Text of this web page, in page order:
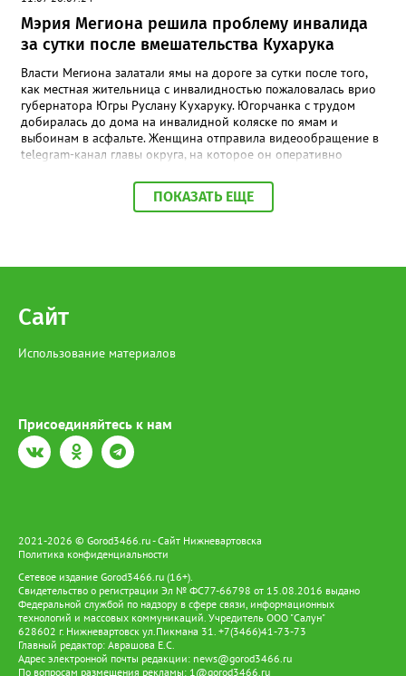
Мэрия Мегиона решила проблему инвалида
за сутки после вмешательства Кухарука
Власти Мегиона залатали ямы на дороге за сутки после того,
как местная жительница с инвалидностью пожаловалась врио
губернатора Югры Руслану Кухаруку. Югорчанка с трудом
добиралась до дома на инвалидной коляске по ямам и
выбоинам в асфальте. Женщина отправила видеообращение в
telegram-канал главы округа, на которое он оперативно
решению проблемы. В течение 24 часов залатали ямы,
починили пандусы и тротуары.ПОКАЗАТЬ ЕЩЕ
Сайт
Использование материалов
Присоединяйтесь к нам
2021-2026 © Gorod3466.ru - Сайт Нижневартовска
Политика конфиденциальности
Сетевое издание Gorod3466.ru (16+).
Свидетельство о регистрации Эл № ФС77-66798 от 15.08.2016 выдано
Федеральной службой по надзору в сфере связи, информационных
технологий и массовых коммуникаций. Учредитель ООО "Салун"
628602 г. Нижневартовск ул.Пикмана 31. +7(3466)41-73-73
Главный редактор: Аврашова Е.С.
Адрес электронной почты редакции: news@gorod3466.ru
По вопросам размещения рекламы: 1@gorod3466.ru